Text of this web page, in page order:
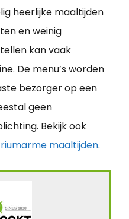
heerlijke maaltijden
en weinig
kan vaak
De menu’s worden
bezorger op een
geen
Bekijk ook
maaltijden.